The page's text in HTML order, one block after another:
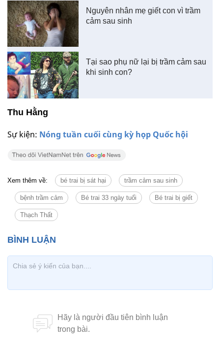
Sự kiện: Nóng tuần cuối cùng kỳ họp Quốc hội
Nguyên nhân mẹ giết con vì trầm
cảm sau sinh
Tại sao phụ nữ lại bị trầm cảm sau
khi sinh con?
Thu Hằng
Xem thêm về: bé trai bị sát hại trầm cảm sau sinh
bệnh trầm cảm Bé trai 33 ngày tuổi Bé trai bị giết
Thạch Thất